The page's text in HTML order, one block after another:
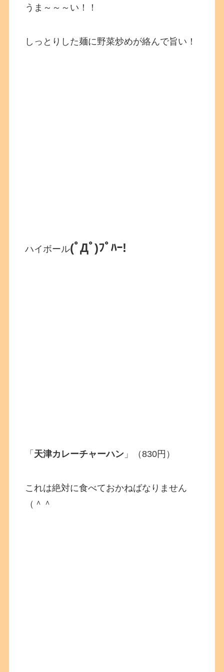
うま～～～い！！
しっとりした麺に野菜炒めが絡んで旨い！
ハイボール(ﾟДﾟ)ﾌﾟﾊｰ!
「 天津カレーチャーハン 」（830円）
これは絶対に食べておかねばなりません
（＾＾